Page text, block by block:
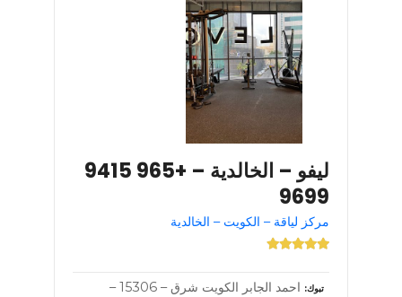
ليفو – الخالدية – +965 9415
9699
مركز لياقة – الكويت – الخالدية
تبوك
احمد الجابر الكويت شرق – 15306 –